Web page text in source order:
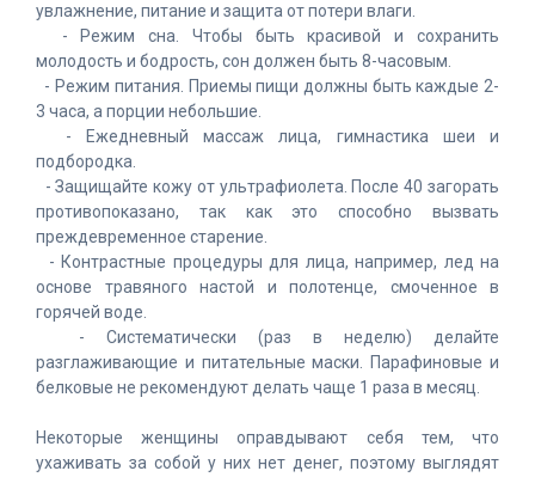
увлажнение, питание и защита от потери влаги.
- Режим сна. Чтобы быть красивой и сохранить
молодость и бодрость, сон должен быть 8-часовым.
- Режим питания. Приемы пищи должны быть каждые 2-
3 часа, а порции небольшие.
- Ежедневный массаж лица, гимнастика шеи и
подбородка.
- Защищайте кожу от ультрафиолета. После 40 загорать
противопоказано, так как это способно вызвать
преждевременное старение.
- Контрастные процедуры для лица, например, лед на
основе травяного настой и полотенце, смоченное в
горячей воде.
- Систематически (раз в неделю) делайте
разглаживающие и питательные маски. Парафиновые и
белковые не рекомендуют делать чаще 1 раза в месяц.
Некоторые женщины оправдывают себя тем, что
ухаживать за собой у них нет денег, поэтому выглядят